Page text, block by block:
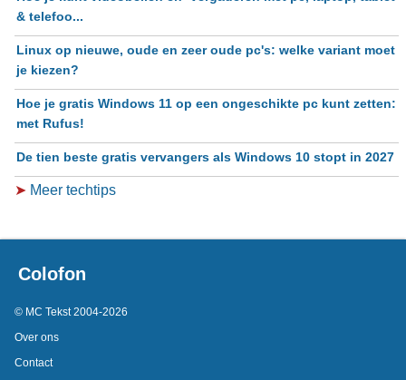
& telefoo...
Linux op nieuwe, oude en zeer oude pc's: welke variant moet
je kiezen?
Hoe je gratis Windows 11 op een ongeschikte pc kunt zetten:
met Rufus!
De tien beste gratis vervangers als Windows 10 stopt in 2027
➤ Meer techtips
Colofon
© MC Tekst 2004-2026
Over ons
Contact